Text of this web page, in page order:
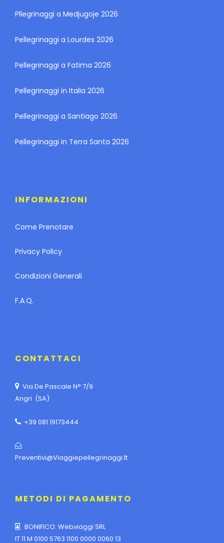
Pllegrinaggi a Medjugoje 2026
Pellegrinaggi a Lourdes 2026
Pellegrinaggi a Fatima 2026
Pellegrinaggi in Italia 2026
Pellegrinaggi a Santiago 2026
Pellegrinaggi in Terra Santa 2026
INFORMAZIONI
Come Prenotare
Privacy Policy
Condizioni Generali
F.A.Q.
CONTATTACI
Via De Pascale N° 7/9
Angri (SA)
+39 081 19173444
Preventivi@viaggiepellegrinaggi.it
METODI DI PAGAMENTO
BONIFICO: Webviaggi SRL
IT 11 M 0100 5763 1100 0000 0060 13